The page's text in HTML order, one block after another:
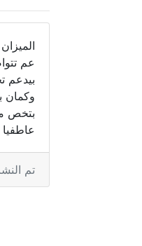
الميزان
عم
بيدعم
وكمان
بتخص
تم النشر